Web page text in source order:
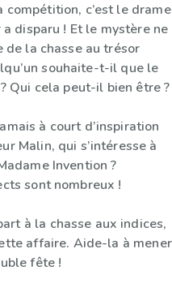
c’est le drame
disparu ! Et le mystère ne
de la chasse au trésor
souhaite-t-il que le
Qui cela peut-il bien être ?
à court d’inspiration
Malin, qui s’intéresse à
Invention ?
sont nombreux !
à la chasse aux indices,
affaire. Aide-la à mener
fête !